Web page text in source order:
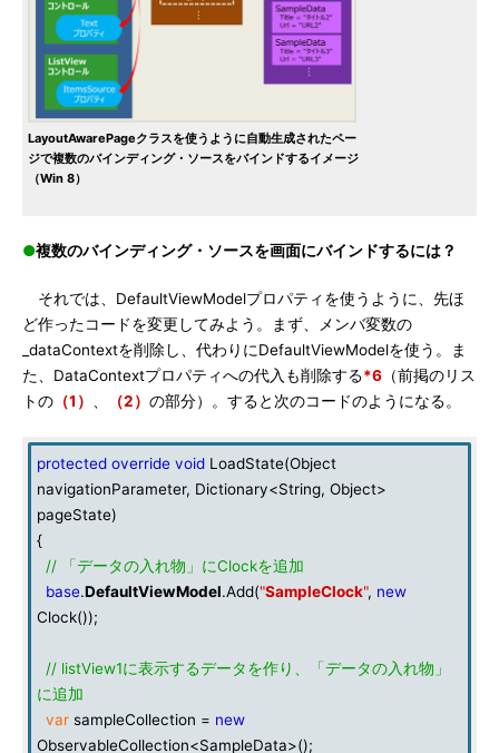
LayoutAwarePageクラスを使うように自動生成されたペー
ジで複数のバインディング・ソースをバインドするイメージ
（Win 8）
●複数のバインディング・ソースを画面にバインドするには？
それでは、DefaultViewModelプロパティを使うように、先ほ
ど作ったコードを変更してみよう。まず、メンバ変数の
_dataContextを削除し、代わりにDefaultViewModelを使う。ま
た、DataContextプロパティへの代入も削除する*6 （前掲のリス
トの （1） （2） の部分）。すると次のコードのようになる。
protected override void LoadState(Object
navigationParameter, Dictionary<String, Object>
pageState)
{
// 「データの入れ物」にClockを追加
base.DefaultViewModel.Add("SampleClock", new
Clock());
// listView1に表示するデータを作り、「データの入れ物」
に追加
var sampleCollection = new
ObservableCollection<SampleData>();